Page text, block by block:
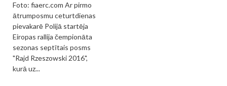
Foto: fiaerc.com Ar pirmo
ātrumposmu ceturtdienas
pievakarē Polijā startēja
Eiropas rallija čempionāta
sezonas septītais posms
"Rajd Rzeszowski 2016",
kurā uz...